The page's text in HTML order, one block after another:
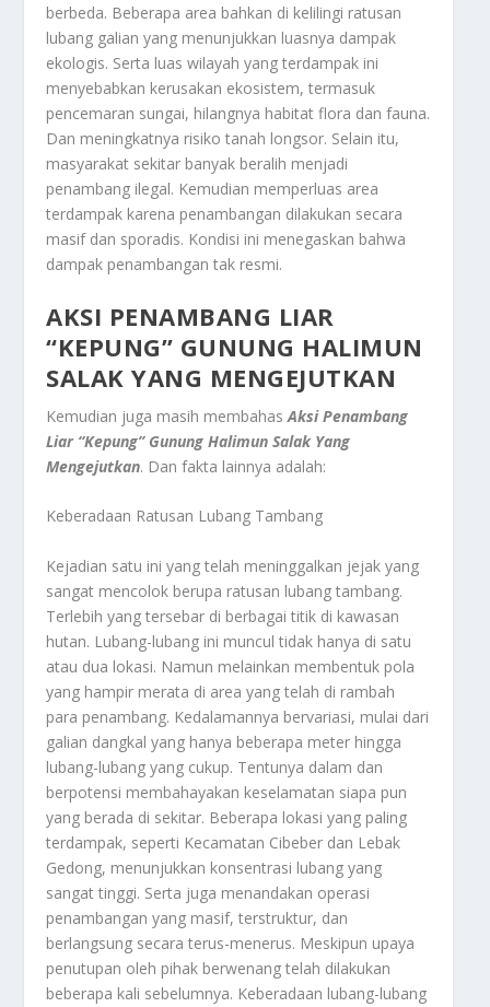
berbeda. Beberapa area bahkan di kelilingi ratusan
lubang galian yang menunjukkan luasnya dampak
ekologis. Serta luas wilayah yang terdampak ini
menyebabkan kerusakan ekosistem, termasuk
pencemaran sungai, hilangnya habitat flora dan fauna.
Dan meningkatnya risiko tanah longsor. Selain itu,
masyarakat sekitar banyak beralih menjadi
penambang ilegal. Kemudian memperluas area
terdampak karena penambangan dilakukan secara
masif dan sporadis. Kondisi ini menegaskan bahwa
dampak penambangan tak resmi.
AKSI PENAMBANG LIAR
“KEPUNG” GUNUNG HALIMUN
SALAK YANG MENGEJUTKAN
Kemudian juga masih membahasAksi Penambang
Liar “Kepung” Gunung Halimun Salak Yang
Mengejutkan. Dan fakta lainnya adalah:
Keberadaan Ratusan Lubang Tambang
Kejadian satu ini yang telah meninggalkan jejak yang
sangat mencolok berupa ratusan lubang tambang.
Terlebih yang tersebar di berbagai titik di kawasan
hutan. Lubang-lubang ini muncul tidak hanya di satu
atau dua lokasi. Namun melainkan membentuk pola
yang hampir merata di area yang telah di rambah
para penambang. Kedalamannya bervariasi, mulai dari
galian dangkal yang hanya beberapa meter hingga
lubang-lubang yang cukup. Tentunya dalam dan
berpotensi membahayakan keselamatan siapa pun
yang berada di sekitar. Beberapa lokasi yang paling
terdampak, seperti Kecamatan Cibeber dan Lebak
Gedong, menunjukkan konsentrasi lubang yang
sangat tinggi. Serta juga menandakan operasi
penambangan yang masif, terstruktur, dan
berlangsung secara terus-menerus. Meskipun upaya
penutupan oleh pihak berwenang telah dilakukan
beberapa kali sebelumnya. Keberadaan lubang-lubang